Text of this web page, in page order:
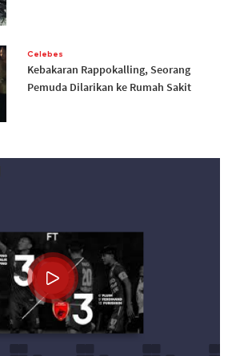
Celebes
Kebakaran Rappokalling, Seorang
Pemuda Dilarikan ke Rumah Sakit